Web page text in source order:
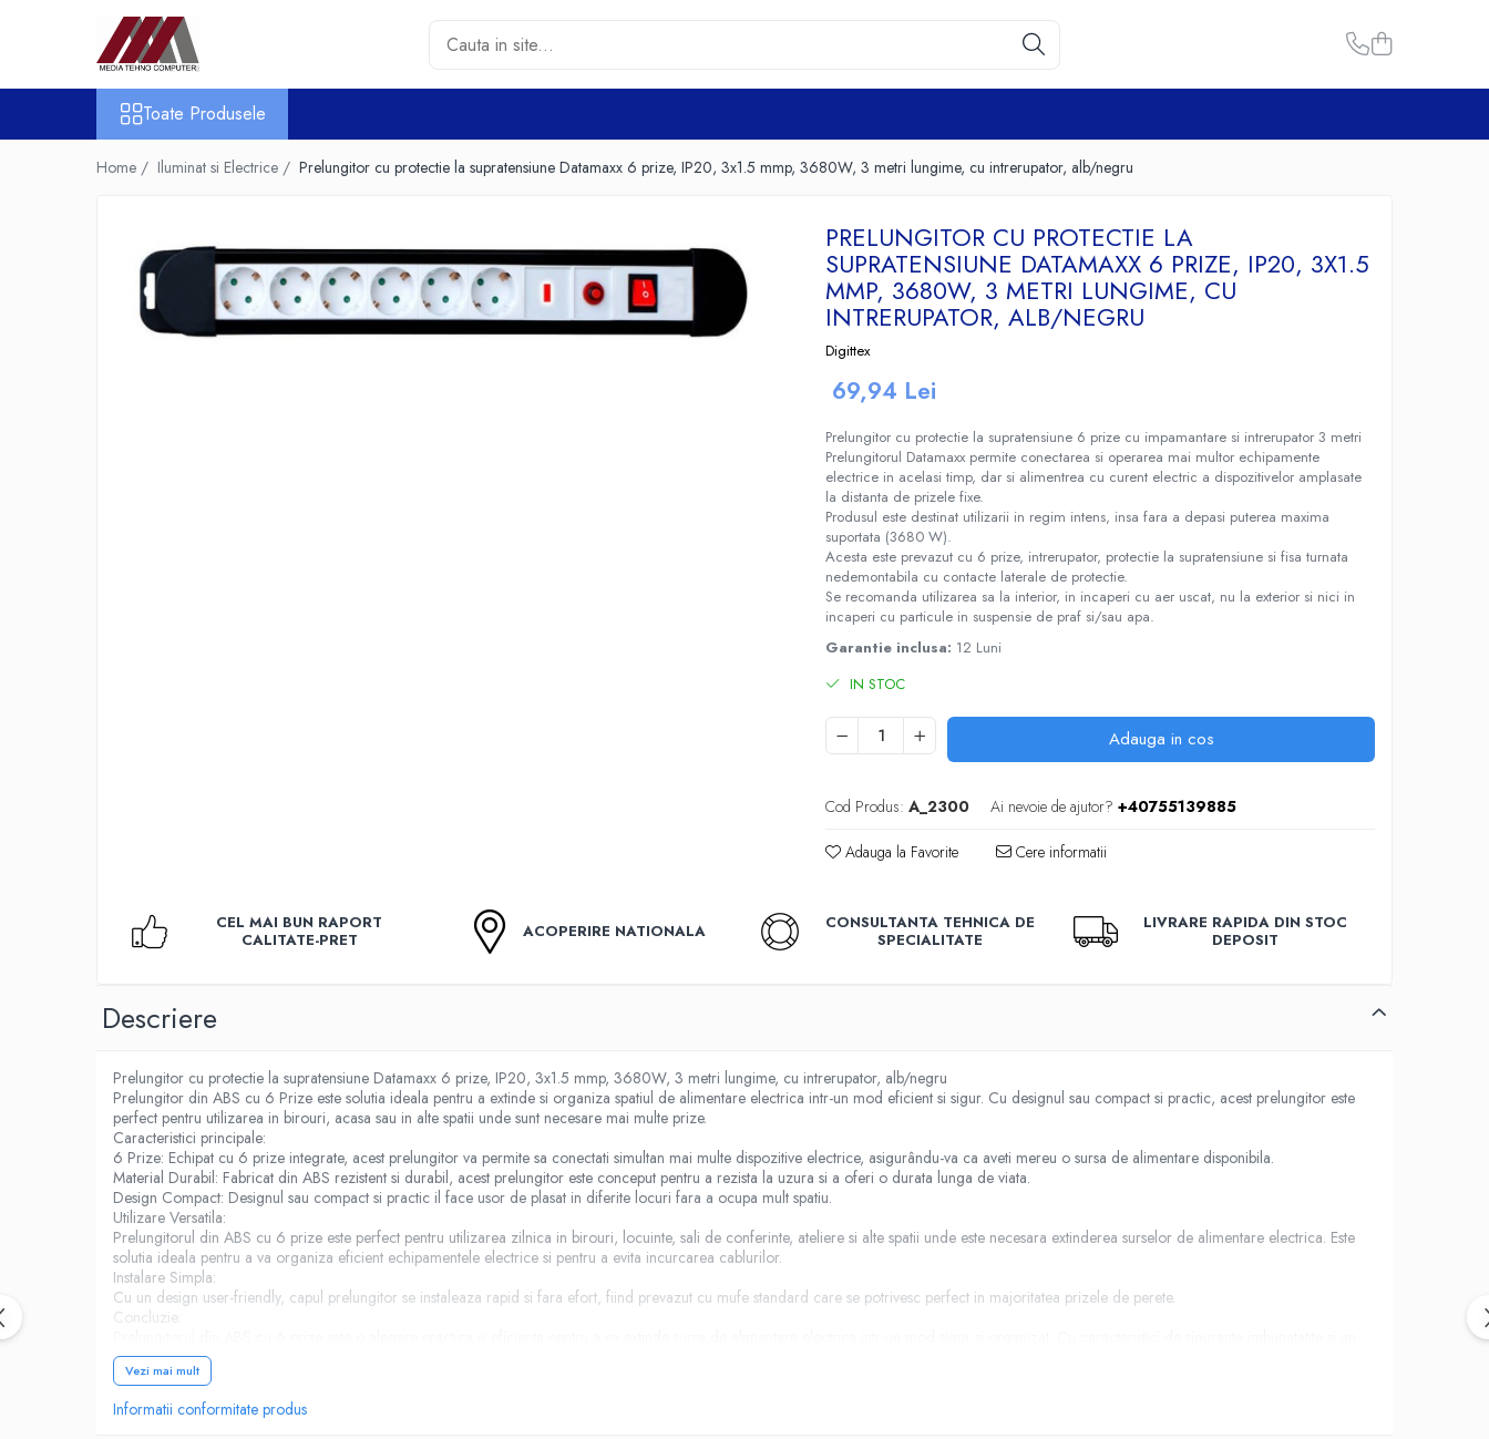
Toate Produsele
Accesorii PC & Software
Casti & Microfoane
Baterii pentru Aparate Auditive
Accesorii Birou
Canal cablu cu adeziv
Canal Cablu fara adeziv
Casa, Gradina si Bricolaj
Articole antidaunatori gradina
Bannere si ghirlande luminoase
Brichete
Casa Inteligenta
Intrerupatoare digitale
Panouri intrerupatoare si prize smart
Toate Produsele
Home / Iluminat si Electrice / Prelungitor cu protectie la supratensiune Datamaxx 6 prize, IP20, 3x1.5 mmp, 3680W, 3 metri lungime, cu intrerupator, alb/negru
PRELUNGITOR CU PROTECTIE LA
SUPRATENSIUNE DATAMAXX 6 PRIZE, IP20, 3X1.5
MMP, 3680W, 3 METRI LUNGIME, CU
INTRERUPATOR, ALB/NEGRU
Digittex
69,94 Lei
Prelungitor cu protectie la supratensiune 6 prize cu impamantare si intrerupator 3 metri
Prelungitorul Datamaxx permite conectarea si operarea mai multor echipamente
electrice in acelasi timp, dar si alimentrea cu curent electric a dispozitivelor amplasate
la distanta de prizele fixe.
Produsul este destinat utilizarii in regim intens, insa fara a depasi puterea maxima
suportata (3680 W).
Acesta este prevazut cu 6 prize, intrerupator, protectie la supratensiune si fisa turnata
nedemontabila cu contacte laterale de protectie.
Se recomanda utilizarea sa la interior, in incaperi cu aer uscat, nu la exterior si nici in
incaperi cu particule in suspensie de praf si/sau apa.
Garantie inclusa: 12 Luni
IN STOC
Adauga in cos
Cod Produs: A_2300 Ai nevoie de ajutor? +40755139885
Adauga la Favorite Cere informatii
CEL MAI BUN RAPORT
CALITATE-PRET
ACOPERIRE NATIONALA
CONSULTANTA TEHNICA DE
SPECIALITATE
LIVRARE RAPIDA DIN STOC
DEPOSIT
Descriere
Prelungitor cu protectie la supratensiune Datamaxx 6 prize, IP20, 3x1.5 mmp, 3680W, 3 metri lungime, cu intrerupator, alb/negru
Prelungitor din ABS cu 6 Prize este solutia ideala pentru a extinde si organiza spatiul de alimentare electrica intr-un mod eficient si sigur. Cu designul sau compact si practic, acest prelungitor este
perfect pentru utilizarea in birouri, acasa sau in alte spatii unde sunt necesare mai multe prize.
Caracteristici principale:
6 Prize: Echipat cu 6 prize integrate, acest prelungitor va permite sa conectati simultan mai multe dispozitive electrice, asigurându-va ca aveti mereu o sursa de alimentare disponibila.
Material Durabil: Fabricat din ABS rezistent si durabil, acest prelungitor este conceput pentru a rezista la uzura si a oferi o durata lunga de viata.
Design Compact: Designul sau compact si practic il face usor de plasat in diferite locuri fara a ocupa mult spatiu.
Utilizare Versatila:
Prelungitorul din ABS cu 6 prize este perfect pentru utilizarea zilnica in birouri, locuinte, sali de conferinte, ateliere si alte spatii unde este necesara extinderea surselor de alimentare electrica. Este
solutia ideala pentru a va organiza eficient echipamentele electrice si pentru a evita incurcarea cablurilor.
Instalare Simpla:
Cu un design user-friendly, capul prelungitor se instaleaza rapid si fara efort, fiind prevazut cu mufe standard care se potrivesc perfect in majoritatea prizele de perete.
Concluzie:
design compact, acest prelungitor este indispensabil in orice gospodarie sau spatiu de lucru.
Vezi mai mult
Informatii conformitate produs